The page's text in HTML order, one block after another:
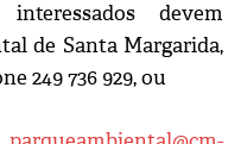
devem
de Santa Margarida,
249 736 929, ou